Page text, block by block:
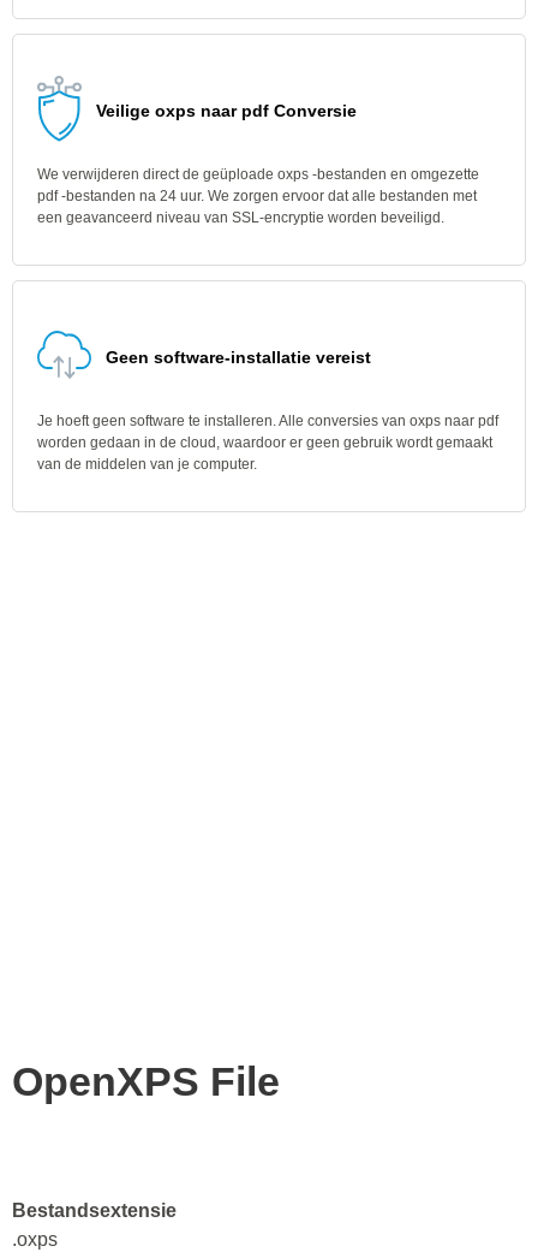
Veilige oxps naar pdf Conversie
We verwijderen direct de geüploade oxps -bestanden en omgezette
pdf -bestanden na 24 uur. We zorgen ervoor dat alle bestanden met
een geavanceerd niveau van SSL-encryptie worden beveiligd.
Geen software-installatie vereist
Je hoeft geen software te installeren. Alle conversies van oxps naar pdf
worden gedaan in de cloud, waardoor er geen gebruik wordt gemaakt
van de middelen van je computer.
OpenXPS File
Bestandsextensie
.oxps